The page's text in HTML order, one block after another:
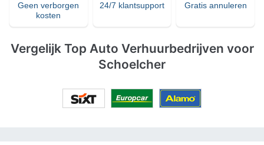
Geen verborgen
kosten
24/7 klantsupport Gratis annuleren
Vergelijk Top Auto Verhuurbedrijven voor
Schoelcher